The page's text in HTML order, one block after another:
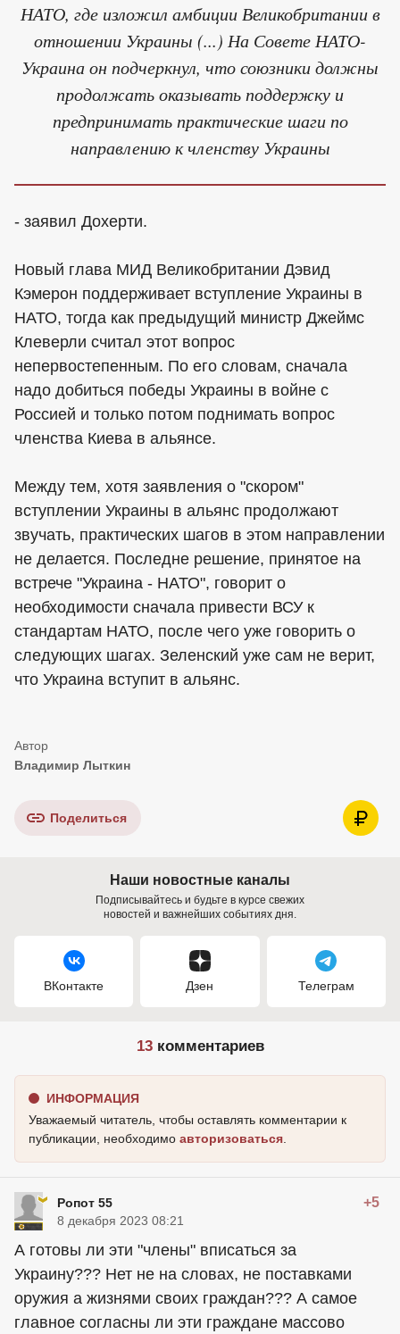
НАТО, где изложил амбиции Великобритании в
отношении Украины (...) На Совете НАТО-
Украина он подчеркнул, что союзники должны
продолжать оказывать поддержку и
предпринимать практические шаги по
направлению к членству Украины
- заявил Дохерти.
Новый глава МИД Великобритании Дэвид
Кэмерон поддерживает вступление Украины в
НАТО, тогда как предыдущий министр Джеймс
Клеверли считал этот вопрос
непервостепенным. По его словам, сначала
надо добиться победы Украины в войне с
Россией и только потом поднимать вопрос
членства Киева в альянсе.
Между тем, хотя заявления о "скором"
вступлении Украины в альянс продолжают
звучать, практических шагов в этом направлении
не делается. Последне решение, принятое на
встрече "Украина - НАТО", говорит о
необходимости сначала привести ВСУ к
стандартам НАТО, после чего уже говорить о
следующих шагах. Зеленский уже сам не верит,
что Украина вступит в альянс.
Владимир Лыткин
Поделиться
Наши новостные каналы
Подписывайтесь и будьте в курсе свежих
новостей и важнейших событиях дня.
ВКонтакте Дзен Телеграм
13комментариев
ИНФОРМАЦИЯ
Уважаемый читатель, чтобы оставлять комментарии к
публикации, необходимо авторизоваться
Ропот 55 +5
8 декабря 2023 08:21
А готовы ли эти "члены" вписаться за
Украину??? Нет не на словах, не поставками
оружия а жизнями своих граждан??? А самое
главное согласны ли эти граждане массово